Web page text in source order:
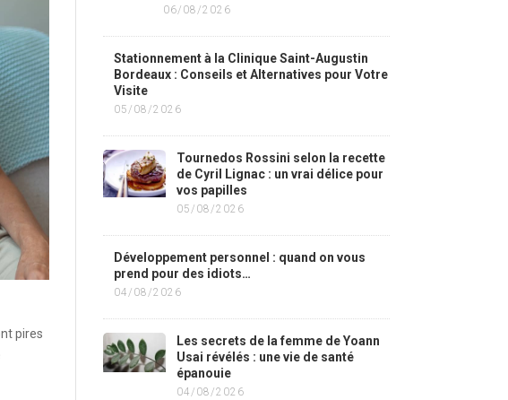
pires
06/08/2026
Stationnement à la Clinique Saint-Augustin
Bordeaux : Conseils et Alternatives pour Votre
Visite
05/08/2026
Tournedos Rossini selon la recette
de Cyril Lignac : un vrai délice pour
vos papilles
05/08/2026
Développement personnel : quand on vous
prend pour des idiots…
04/08/2026
Les secrets de la femme de Yoann
Usai révélés : une vie de santé
épanouie
04/08/2026